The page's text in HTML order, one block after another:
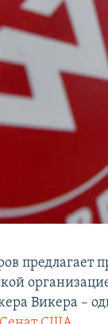
предлагает
Викера –